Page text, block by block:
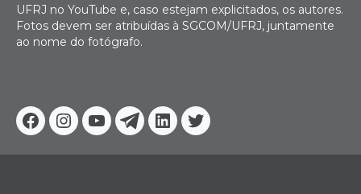
Facebook
Instagram
YoutubeTelegram
Linkedin
Twitter
UFRJ no YouTube e, caso estejam explicitados, os autores.
Fotos devem ser atribuídas à SGCOM/UFRJ, juntamente
ao nome do fotógrafo.